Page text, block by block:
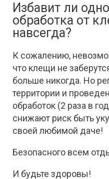
Избавит ли
обработка от
навсегда?
К сожалению,
что клещи не
больше никогда. Но
территории и
обработок (2 раза в
снижают риск быть
своей любимой даче!
Безопасного всем
И будьте здоровы!